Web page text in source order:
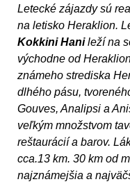
Letecké zájazdy sú
na letisko Heraklion.
Kokkini Hanileží na
východne od
známeho strediska
dlhého pásu,
Gouves, Analipsi a
veľkým množstvom
reštaurácií a barov.
cca.13 km. 30 km od
najznámejšia a